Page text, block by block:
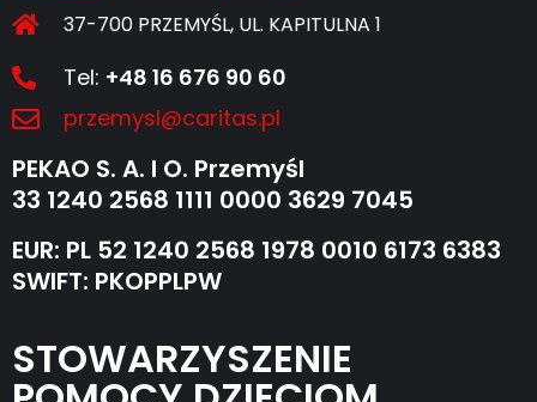
37-700 PRZEMYŚL, UL. KAPITULNA 1
Tel: +48 16 676 90 60
przemysl@caritas.pl
PEKAO S. A. I O. Przemyśl
33 1240 2568 1111 0000 3629 7045
EUR: PL 52 1240 2568 1978 0010 6173 6383
SWIFT: PKOPPLPW
STOWARZYSZENIE